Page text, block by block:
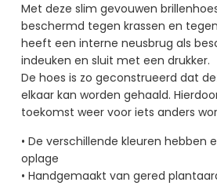
Met deze slim gevouwen
beschermd tegen krassen en
heeft een interne neusbrug als
indeuken en sluit met een drukker.
De hoes is zo geconstrueerd dat
elkaar kan worden gehaald.
toekomst weer voor iets anders
• De verschillende kleuren hebben
oplage
• Handgemaakt van gered